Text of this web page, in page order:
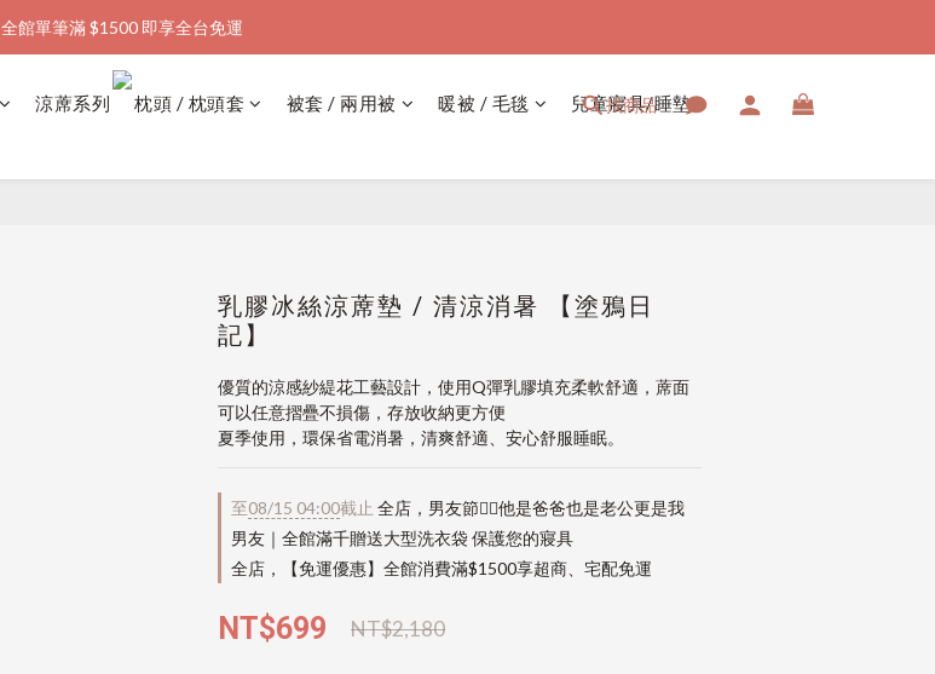
加入會員購物金  馬上領  馬上折
全館單筆滿 $1500 即享全台免運
加入會員購物金  馬上領  馬上折
找商品
涼蓆系列 枕頭 / 枕頭套 被套 / 兩用被 暖被 / 毛毯
兒童寢具/睡墊
乳膠冰絲涼蓆墊 / 清涼消暑 【塗鴉日
記】
優質的涼感紗緹花工藝設計，使用Q彈乳膠填充柔軟舒適，蓆面
可以任意摺疊不損傷，存放收納更方便
夏季使用，環保省電消暑，清爽舒適、安心舒服睡眠。
至08/15 04:00截止 全店，男友節👱‍♂️他是爸爸也是老公更是我
男友｜全館滿千贈送大型洗衣袋 保護您的寢具
全店，【免運優惠】全館消費滿$1500享超商、宅配免運
NT$2,180
NT$699